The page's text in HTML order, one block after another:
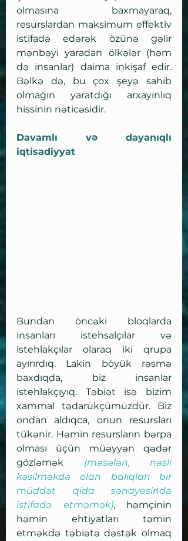
olmasına baxmayaraq,
resurslardan maksimum effektiv
istifadə edərək özünə gəlir
mənbəyi yaradan ölkələr (həm
də insanlar) daima inkişaf edir.
Bəlkə də, bu çox şeyə sahib
olmağın yaratdığı arxayınlıq
hissinin nəticəsidir.
Davamlı və dayanıqlı
iqtisadiyyat
Bundan öncəki bloqlarda
insanları istehsalçılar və
istehlakçılar olaraq iki qrupa
ayırırdıq. Lakin böyük rəsmə
baxdıqda, biz insanlar
istehlakçıyıq. Təbiət isə bizim
xammal tədarükçümüzdür. Biz
ondan aldıqca, onun resursları
tükənir. Həmin resursların bərpa
olması üçün müəyyən qədər
gözləmək (məsələn, nəsli
kəsilməkdə olan balıqları bir
müddət qida sənayesində
istifadə etməmək), həmçinin
həmin ehtiyatları təmin